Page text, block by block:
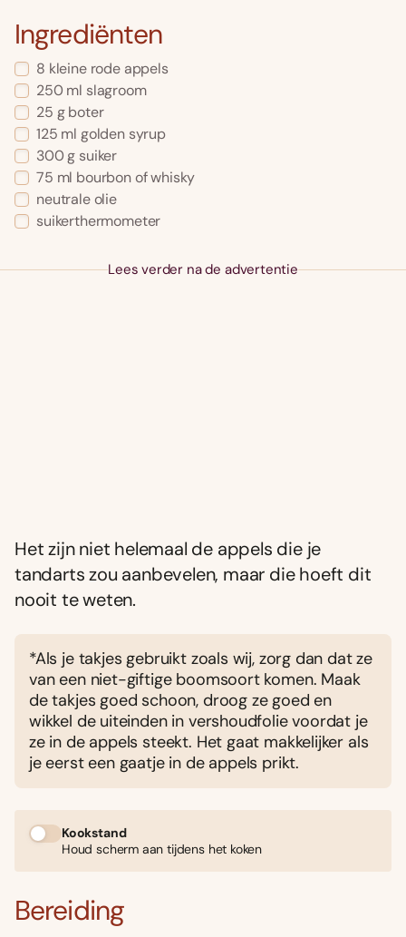
Ingrediënten
8 kleine rode appels
250 ml slagroom
25 g boter
125 ml golden syrup
300 g suiker
75 ml bourbon of whisky
neutrale olie
suikerthermometer
Lees verder na de advertentie
Het zijn niet helemaal de appels die je
tandarts zou aanbevelen, maar die hoeft dit
nooit te weten.
*Als je takjes gebruikt zoals wij, zorg dan dat ze
van een niet-giftige boomsoort komen. Maak
de takjes goed schoon, droog ze goed en
wikkel de uiteinden in vershoudfolie voordat je
ze in de appels steekt. Het gaat makkelijker als
je eerst een gaatje in de appels prikt.
Kookstand
Houd scherm aan tijdens het koken
Bereiding